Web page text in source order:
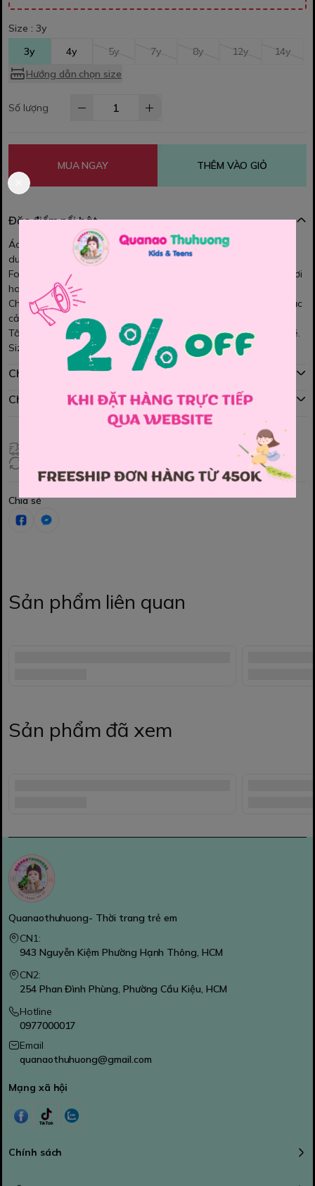
Size : 3y
3y
4y 5y 7y 8y 12y
14y
Hướng dẫn chọn size
Số lượng
MUA NGAY THÊM VÀO GIỎ
Đặc điểm nổi bật
Áo dài hồng đậm nổi bật, họa tiết Nguyệt Vy tinh tế, giúp bé
duyên dáng trong dịp lễ Tết.
Form suông thoải mái, tà mềm mại, bé vận động dễ dàng khi chơi
hoặc chụp hình.
Chất vải mềm mịn, nhẹ nhàng, lên form đẹp, không gây bí khi mặc
cả ngày.
Tông hồng đậm rực rỡ, dễ phối quần lụa và phụ kiện xinh cho bé.
Size: 100, 110, 120, 130, 140, 150, 160.
Chính sách mua hàng
Chính sách đổi hàng
Chia sẻ
Sản phẩm liên quan
Sản phẩm đã xem
Quanaothuhuong- Thời trang trẻ em
CN1:
943 Nguyễn Kiệm Phường Hạnh Thông, HCM
CN2:
254 Phan Đình Phùng, Phường Cầu Kiệu, HCM
Hotline
0977000017
Email
quanaothuhuong@gmail.com
Mạng xã hội
Chính sách